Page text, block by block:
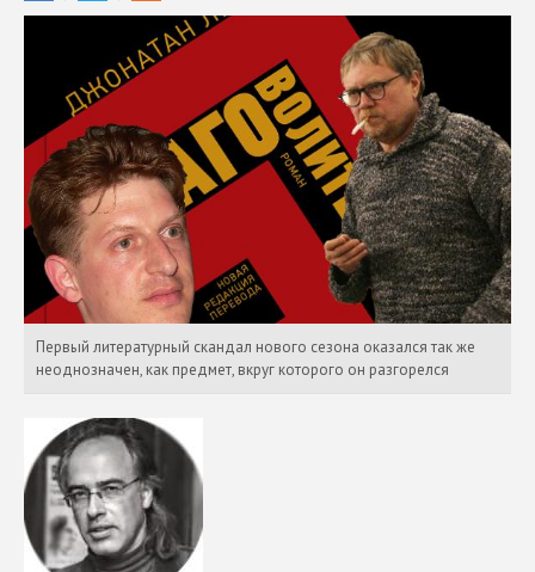
Первый литературный скандал нового сезона оказался так же
неоднозначен, как предмет, вкруг которого он разгорелся